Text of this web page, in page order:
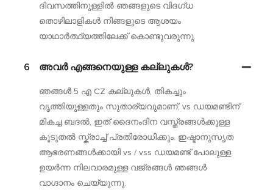
ദിവസത്തിനുള്ളിൽ ഞങ്ങളുടെ വിദഗ്ധ
തൊഴിലാളികൾ നിങ്ങളുടെ ആശയം
യാഥാർത്ഥ്യത്തിലേക്ക് കൊണ്ടുവരുന്നു.
6 അവർ എങ്ങനെയുള്ള കല്ലുകൾ?
ഞങ്ങൾ 5 എ CZ കല്ലുകൾ, തികച്ചും
വൃത്തിയുള്ളതും സുതാര്യവുമാണ്, vs ഡയമണ്ടിന്
മികച്ച ബദൽ, ഇത് ദൈനംദിന വസ്ത്രങ്ങൾക്കുള്ള
കൂടുതൽ സ്ക്രാച്ച് പ്രതിരോധിക്കും. ഇഷ്ടാനുസൃത
ആഭരണങ്ങൾക്കായി vs / vss ഡയമണ്ട് പോലുള്ള
ഉയർന്ന നിലവാരമുള്ള വജ്രങ്ങൾ ഞങ്ങൾ
വാഗ്ദാനം ചെയ്യുന്നു.